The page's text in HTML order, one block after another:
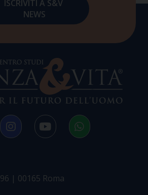
| 00165 Roma